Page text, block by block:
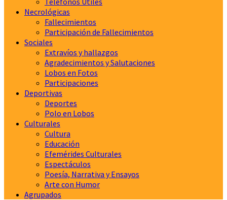
Necrológicas
Fallecimientos
Participación de Fallecimientos
Sociales
Extravíos y hallazgos
Agradecimientos y Salutaciones
Lobos en Fotos
Participaciones
Deportivas
Deportes
Polo en Lobos
Culturales
Cultura
Educación
Efemérides Culturales
Espectáculos
Poesía, Narrativa y Ensayos
Arte con Humor
Agrupados